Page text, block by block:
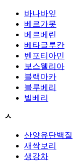
바나바잎
베르가못
베르베린
베타글루칸
벤포티아민
보스웰리아
블랙마카
블루베리
빌베리
ㅅ
산양유단백질
새싹보리
생강차